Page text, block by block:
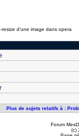
d'une image dans opera
Plus de sujets relatifs à :
Forum
(c)